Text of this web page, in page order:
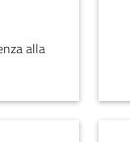
alla